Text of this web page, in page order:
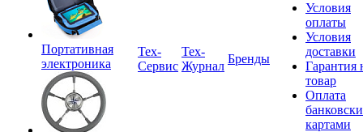
Портативная
электроника
Tex-
Сервис
Тех-
Журнал
Бренды
Условия
оплаты
Условия
доставки
Гарантия
товар
Оплата
картами